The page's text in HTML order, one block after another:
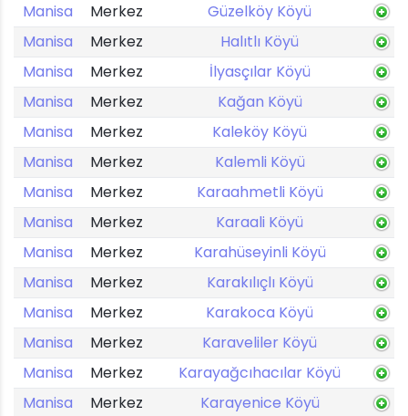
Manisa
Merkez
Güzelköy Köyü
Manisa
Merkez
Halıtlı Köyü
Manisa
Merkez
İlyasçılar Köyü
Manisa
Merkez
Kağan Köyü
Manisa
Merkez
Kaleköy Köyü
Manisa
Merkez
Kalemli Köyü
Manisa
Merkez
Karaahmetli Köyü
Manisa
Merkez
Karaali Köyü
Manisa
Merkez
Karahüseyinli Köyü
Manisa
Merkez
Karakılıçlı Köyü
Manisa
Merkez
Karakoca Köyü
Manisa
Merkez
Karaveliler Köyü
Manisa
Merkez
Karayağcıhacılar Köyü
Manisa
Merkez
Karayenice Köyü